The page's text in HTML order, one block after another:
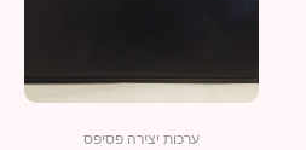
ערכות יצירה פסיפס